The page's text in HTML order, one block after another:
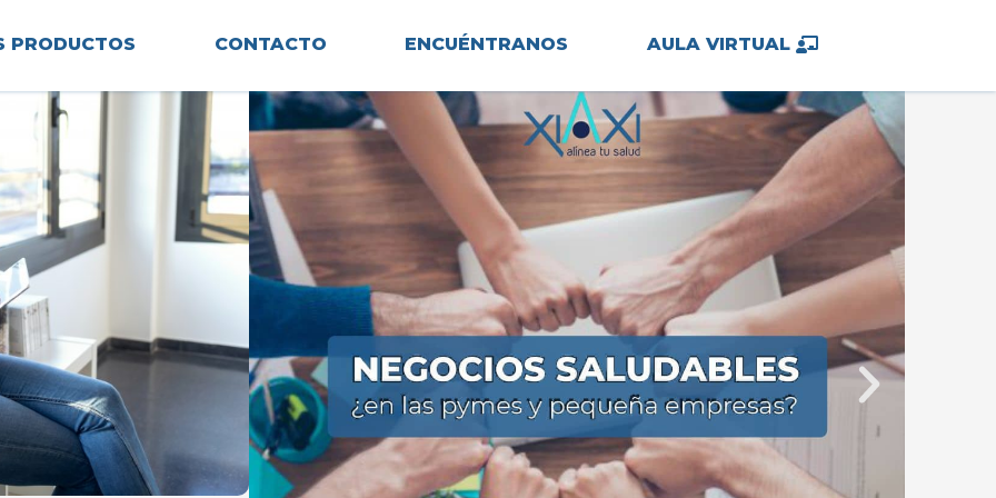
PRODUCTOS CONTACTO ENCUÉNTRANOS AULA VIRTUAL